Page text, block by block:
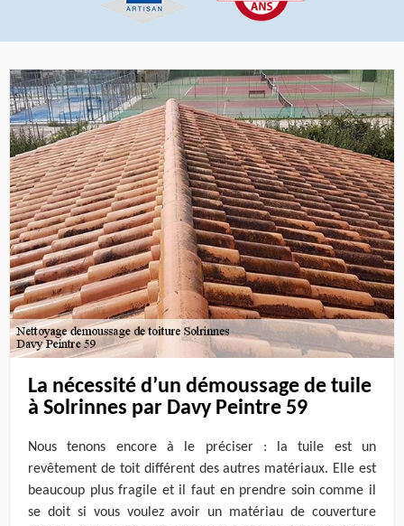
La nécessité d’un démoussage de tuile
à Solrinnes par Davy Peintre 59
Nous tenons encore à le préciser : la tuile est un
revêtement de toit différent des autres matériaux. Elle est
beaucoup plus fragile et il faut en prendre soin comme il
se doit si vous voulez avoir un matériau de couverture